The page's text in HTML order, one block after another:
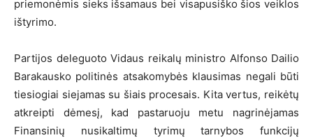
priemonėmis sieks išsamaus bei visapusiško šios veiklos
ištyrimo.
Partijos deleguoto Vidaus reikalų ministro Alfonso Dailio
Barakausko politinės atsakomybės klausimas negali būti
tiesiogiai siejamas su šiais procesais. Kita vertus, reikėtų
atkreipti dėmesį, kad pastaruoju metu nagrinėjamas
Finansinių nusikaltimų tyrimų tarnybos funkcijų